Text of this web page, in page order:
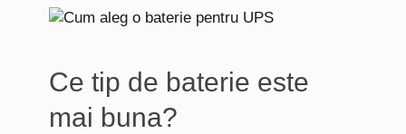
Ce tip de baterie este
mai buna?